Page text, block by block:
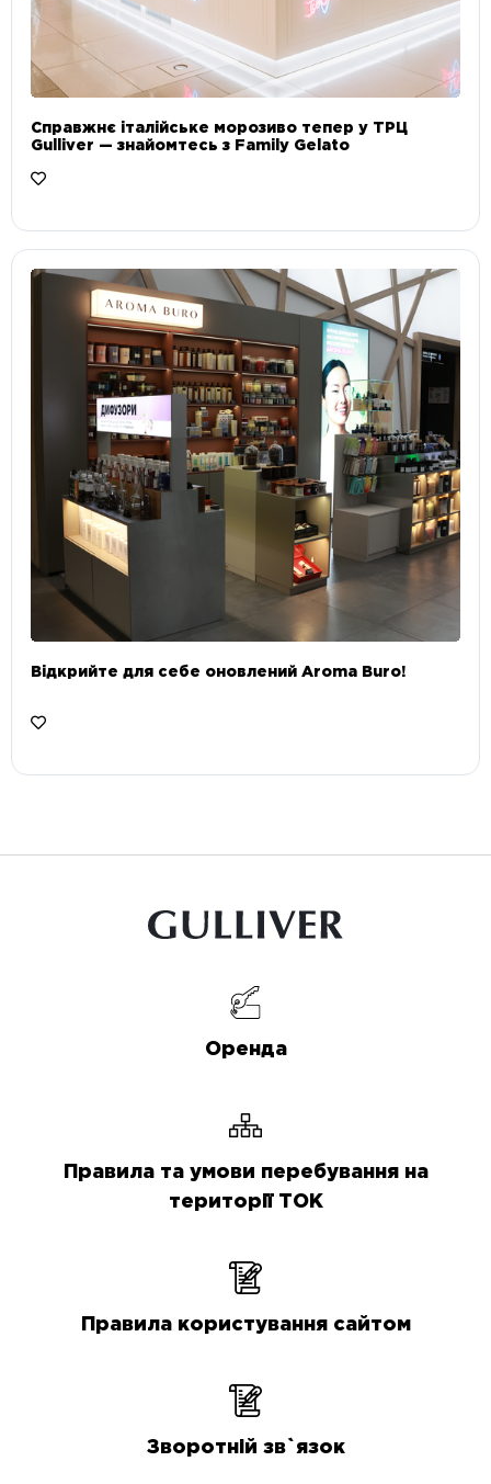
Справжнє італійське морозиво тепер у ТРЦ
Gulliver — знайомтесь з Family Gelato
Відкрийте для себе оновлений Aroma Buro! ⠀
Оренда
Правила та умови перебування на
території ТОК
Правила користування сайтом
Зворотній зв`язок